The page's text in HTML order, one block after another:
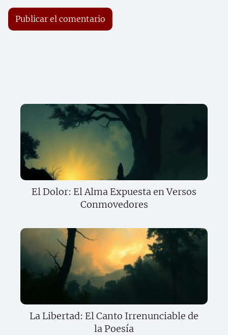
El Dolor: El Alma Expuesta en Versos
Conmovedores
La Libertad: El Canto Irrenunciable de
la Poesía